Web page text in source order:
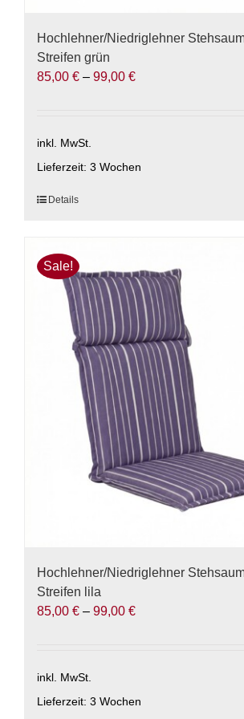
Hochlehner/Niedriglehner
Streifen grün
85,00 € – 99,00 €
inkl. MwSt.
Lieferzeit: 3 Wochen
Dieses
mehrere
Varianten
Optionen
können
Produktseite
Details
Sale!
Hochlehner/Niedriglehner
Streifen lila
85,00 € – 99,00 €
inkl. MwSt.
Lieferzeit: 3 Wochen